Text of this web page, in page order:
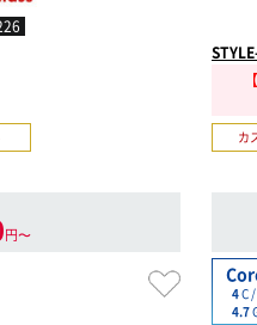
円〜
カ
4C /
4.7